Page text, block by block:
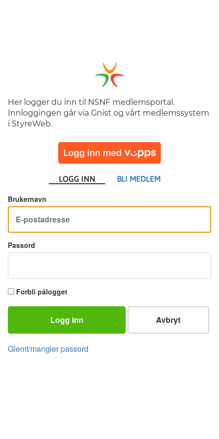
Her logger du inn til NSNF medlemsportal.
Innloggingen går via Gnist og vårt medlemssystem
i StyreWeb.
LOGG INN BLI MEDLEM
Brukernavn
Passord
Forbli pålogget
Logg inn Avbryt
Glemt/mangler passord